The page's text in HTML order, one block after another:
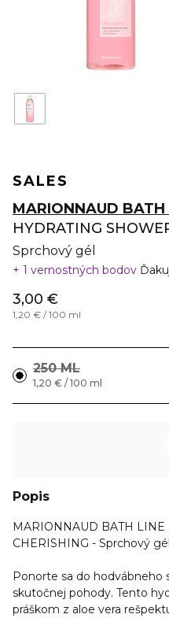
SALES
MARIONNAUD BATH
HYDRATING
Sprchový gél
1 vernostných bodov
3,00 €
1,20 € / 100 ml
250 ML
1,20 € / 100 ml
Popis
MARIONNAUD BATH
CHERISHING - Sprchový gél
Ponorte sa do hodvábneho
skutočnej pohody. Tento
práškom z aloe vera